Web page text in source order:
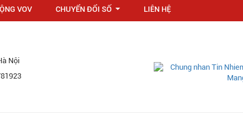
VOV CHUYỂN ĐỔI SỐ LIÊN HỆ
Nội